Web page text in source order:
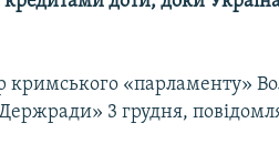
кримського «парламенту»
3 грудня,